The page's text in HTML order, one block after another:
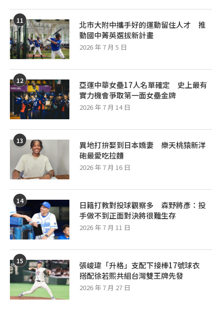
11
北市大附中攜手好的運動留住人才 推
動國中菁英選拔新計畫
2026 年 7 月 5 日
12
亞運中華女壘17人名單確定 史上最有
實力機會爭取第一面女壘金牌
2026 年 7 月 14 日
13
異地打拚娶到日本嬌妻 樂天桃猿新洋
砲最愛吃拉麵
2026 年 7 月 16 日
14
日籍打教對投球觀察多 森野將彥：投
手做不到正面對決將很難生存
2026 年 7 月 11 日
15
張峻瑋「升格」支配下接棒17號球衣
搭配徐若熙共組台灣雙王牌先發
2026 年 7 月 27 日